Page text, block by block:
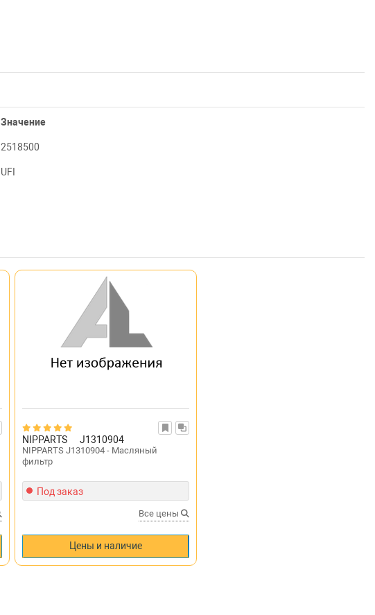
Значение
2518500
UFI
NIPPARTS J1310904
NIPPARTS J1310904 - Масляный
фильтр
Под заказ
Все цены
Цены и наличие